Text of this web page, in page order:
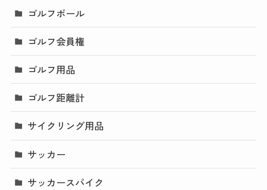
ゴルフボール
ゴルフ会員権
ゴルフ用品
ゴルフ距離計
サイクリング用品
サッカー
サッカースパイク